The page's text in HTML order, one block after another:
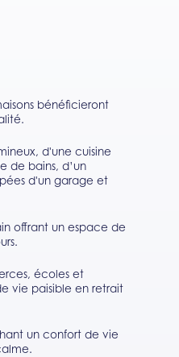
bénéficieront
d'une cuisine
de bains, d’un
d'un garage et
offrant un espace de
écoles et
vie paisible en retrait
un confort de vie